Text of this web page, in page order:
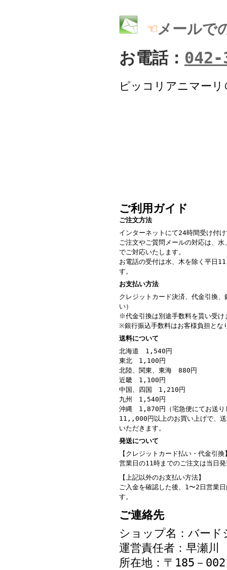
☜メールで
お電話： 042-
ピッコリアニマーリ
ご利用ガイド
ご注文方法
インターネットにて24時間受け付
ご注文やご質問メールの対応は、水
でご対応いたします。
お電話の受付は水、木を除く平日
す。
お支払い方法
クレジットカード決済、代金引換、
い）
※代金引換は別途手数料を貰い受け
※銀行振込手数料はお客様負担とな
送料について
北海道 1,540円
東北 1,100円
北陸、関東、東海 880円
近畿 1,100円
中国、四国 1,210円
九州 1,540円
沖縄 1,870円（宅急便にてお送り
11,,000円以上のお買い上げで、送
いただきます。
発送について
【クレジットカード払い・代金引換
営業日の11時までのご注文は当日
【上記以外のお支払い方法】
ご入金を確認した後、1〜2日営業
す。
ご連絡先
ショップ名：バー
運営責任者：早瀬
所在地：〒185－